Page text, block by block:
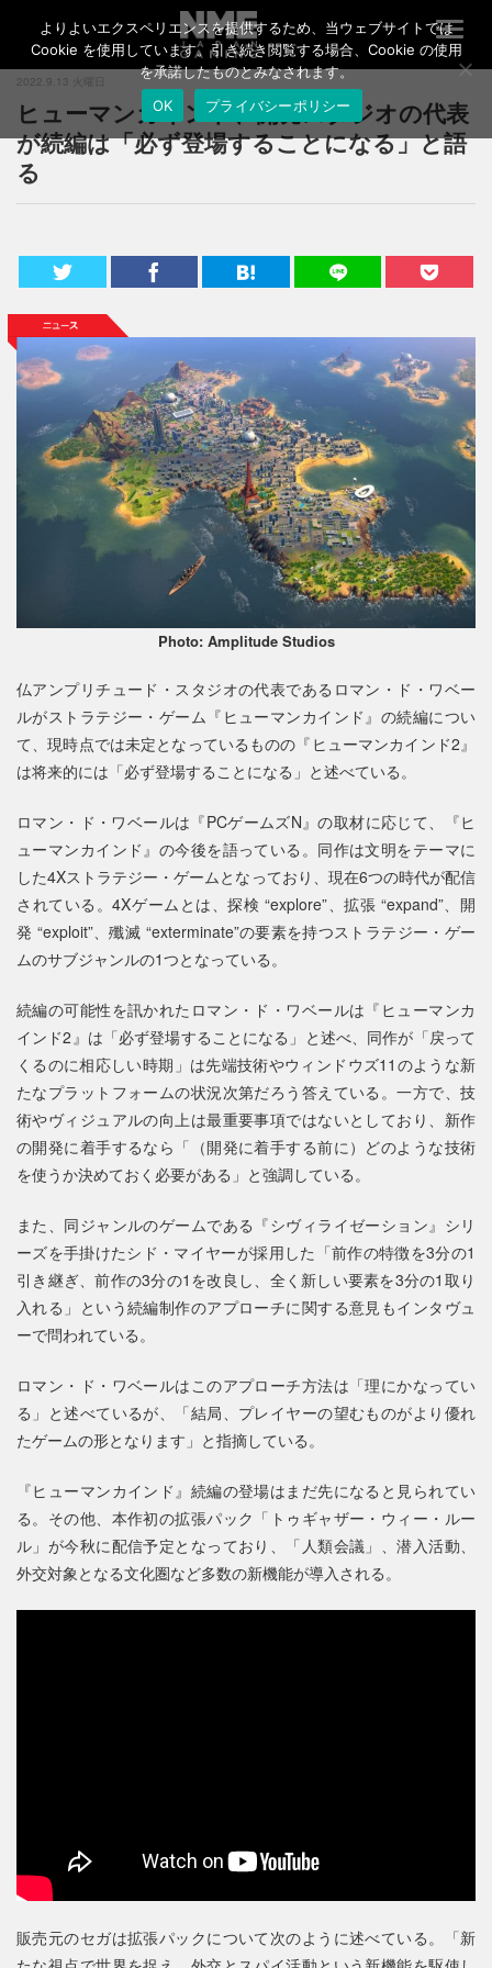
T
o
g
l
e
n
a
n
2022.9.13 火曜日
ヒューマンカインド、開発スタジオの代表
が続編は「必ず登場することになる」と語
る
Photo: Amplitude Studios
仏アンプリチュード・スタジオの代表であるロマン・ド・ワベー
ルがストラテジー・ゲーム『ヒューマンカインド』の続編につい
て、現時点では未定となっているものの『ヒューマンカインド2』
は将来的には「必ず登場することになる」と述べている。
ロマン・ド・ワベールは『PCゲームズN』の取材に応じて、『ヒ
ューマンカインド』の今後を語っている。同作は文明をテーマに
した4Xストラテジー・ゲームとなっており、現在6つの時代が配信
されている。4Xゲームとは、探検 “explore”、拡張 “expand”、開
発 “exploit”、殲滅 “exterminate”の要素を持つストラテジー・ゲー
ムのサブジャンルの1つとなっている。
続編の可能性を訊かれたロマン・ド・ワベールは『ヒューマンカ
インド2』は「必ず登場することになる」と述べ、同作が「戻って
くるのに相応しい時期」は先端技術やウィンドウズ11のような新
たなプラットフォームの状況次第だろう答えている。一方で、技
術やヴィジュアルの向上は最重要事項ではないとしており、新作
の開発に着手するなら「（開発に着手する前に）どのような技術
を使うか決めておく必要がある」と強調している。
また、同ジャンルのゲームである『シヴィライゼーション』シリ
ーズを手掛けたシド・マイヤーが採用した「前作の特徴を3分の1
引き継ぎ、前作の3分の1を改良し、全く新しい要素を3分の1取り
入れる」という続編制作のアプローチに関する意見もインタヴュ
ーで問われている。
ロマン・ド・ワベールはこのアプローチ方法は「理にかなってい
る」と述べているが、「結局、プレイヤーの望むものがより優れ
たゲームの形となります」と指摘している。
『ヒューマンカインド』続編の登場はまだ先になると見られてい
る。その他、本作初の拡張パック「トゥギャザー・ウィー・ルー
ル」が今秋に配信予定となっており、「人類会議」、潜入活動、
外交対象となる文化圏など多数の新機能が導入される。
販売元のセガは拡張パックについて次のように述べている。「新
よりよいエクスペリエンスを提供するため、当ウェブサイトでは
Cookie を使用しています。引き続き閲覧する場合、Cookie の使用
を承諾したものとみなされます。
OK
プライバシーポリシー